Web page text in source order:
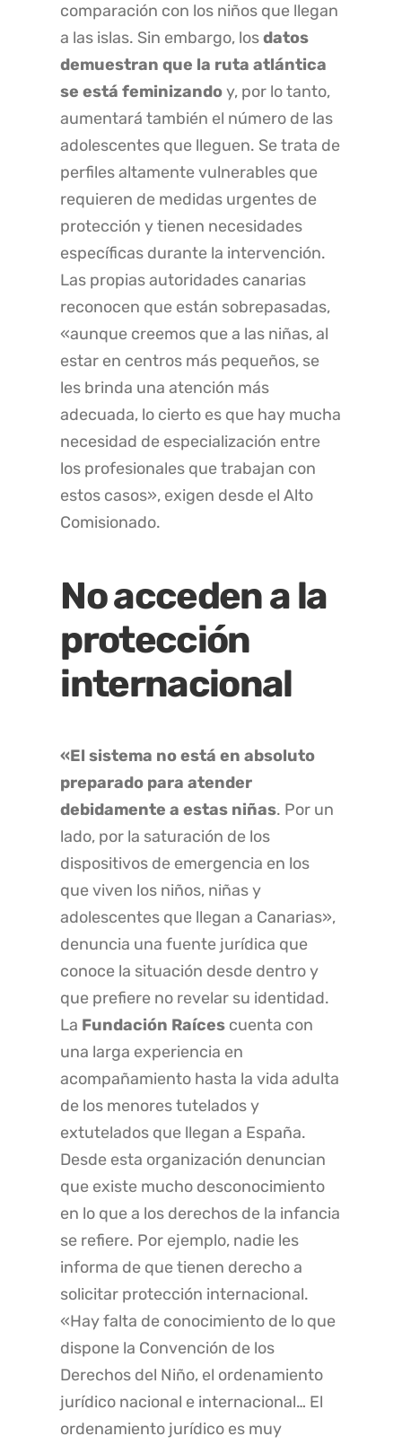
comparación con los niños que llegan
a las islas. Sin embargo, losdatos
demuestran que la ruta atlántica
se está feminizandoy, por lo tanto,
aumentará también el número de las
adolescentes que lleguen. Se trata de
perfiles altamente vulnerables que
requieren de medidas urgentes de
protección y tienen necesidades
específicas durante la intervención.
Las propias autoridades canarias
reconocen que están sobrepasadas,
«aunque creemos que a las niñas, al
estar en centros más pequeños, se
les brinda una atención más
adecuada, lo cierto es que hay mucha
necesidad de especialización entre
los profesionales que trabajan con
estos casos», exigen desde el Alto
Comisionado.
No acceden a la
protección
internacional
«El sistema no está en absoluto
preparado para atender
debidamente a estas niñas. Por un
lado, por la saturación de los
dispositivos de emergencia en los
que viven los niños, niñas y
adolescentes que llegan a Canarias»,
denuncia una fuente jurídica que
conoce la situación desde dentro y
que prefiere no revelar su identidad.
La Fundación Raíces cuenta con
una larga experiencia en
acompañamiento hasta la vida adulta
de los menores tutelados y
extutelados que llegan a España.
Desde esta organización denuncian
que existe mucho desconocimiento
en lo que a los derechos de la infancia
se refiere. Por ejemplo, nadie les
informa de que tienen derecho a
solicitar protección internacional.
«Hay falta de conocimiento de lo que
dispone la Convención de los
Derechos del Niño, el ordenamiento
jurídico nacional e internacional… El
ordenamiento jurídico es muy